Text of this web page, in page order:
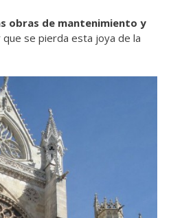
obras de mantenimiento y
que se pierda esta joya de la